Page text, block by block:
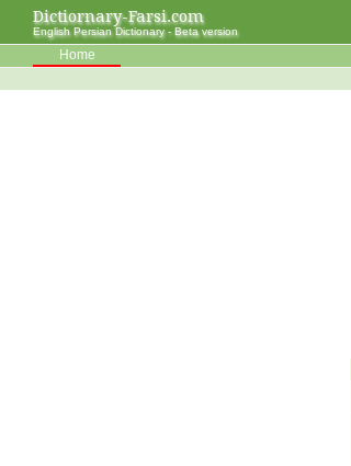
Dictiornary-Farsi.com
English Persian Dictionary - Beta version
Home